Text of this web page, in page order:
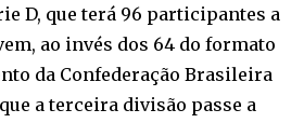
D, que terá 96 participantes a
ao invés dos 64 do formato
da Confederação Brasileira
a terceira divisão passe a